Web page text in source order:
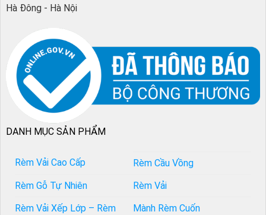
Hà Đông - Hà Nội
DANH MỤC SẢN PHẨM
Rèm Vải Cao Cấp
Rèm Cầu Vồng
Rèm Gỗ Tự Nhiên
Rèm Vải
Rèm Vải Xếp Lớp – Rèm
Mành Rèm Cuốn